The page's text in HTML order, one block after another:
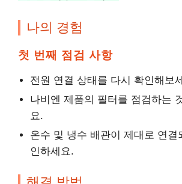
나의 경험
첫 번째 점검 사항
전원 연결 상태를 다시 확인해보
나비엔 제품의 필터를 점검하는
요.
온수 및 냉수 배관이 제대로 연결
인하세요.